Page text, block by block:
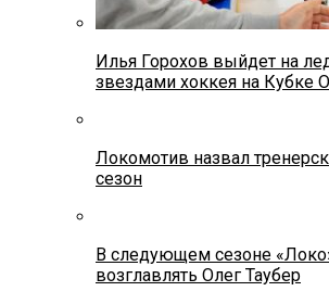
Илья Горохов выйдет на
звездами хоккея на Кубке
Локомотив назвал
сезон
В следующем сезоне
возглавлять Олег Таубер